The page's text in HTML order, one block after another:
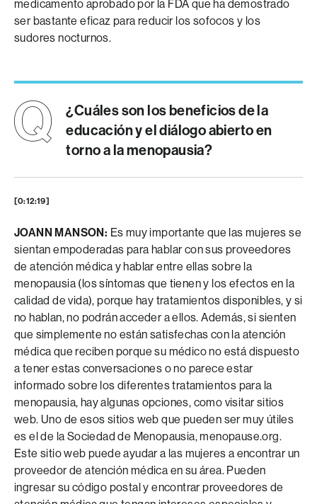
medicamento aprobado por la FDA que ha demostrado
ser bastante eficaz para reducir los sofocos y los
sudores nocturnos.
¿Cuáles son los beneficios de la
educación y el diálogo abierto en
torno a la menopausia?
[0:12:19]
JOANN MANSON: Es muy importante que las mujeres se
sientan empoderadas para hablar con sus proveedores
de atención médica y hablar entre ellas sobre la
menopausia (los síntomas que tienen y los efectos en la
calidad de vida), porque hay tratamientos disponibles, y si
no hablan, no podrán acceder a ellos. Además, si sienten
que simplemente no están satisfechas con la atención
médica que reciben porque su médico no está dispuesto
a tener estas conversaciones o no parece estar
informado sobre los diferentes tratamientos para la
menopausia, hay algunas opciones, como visitar sitios
web. Uno de esos sitios web que pueden ser muy útiles
es el de la Sociedad de Menopausia, menopause.org.
Este sitio web puede ayudar a las mujeres a encontrar un
proveedor de atención médica en su área. Pueden
ingresar su código postal y encontrar proveedores de